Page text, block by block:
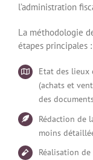
l’administration
La méthodologie
étapes principales :
Etat des lieux
(achats et
des
Rédaction de
moins
Réalisation